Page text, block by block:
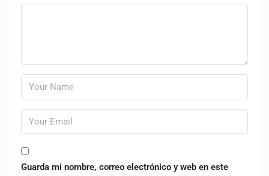
Guarda mi nombre, correo electrónico y web en este